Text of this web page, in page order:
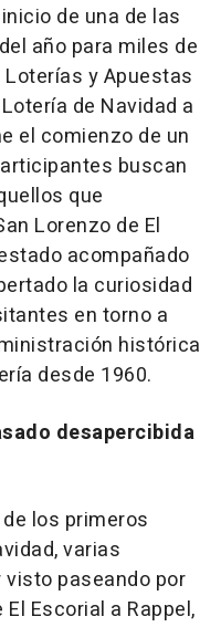
de una de las
año para miles de
y Apuestas
de Navidad a
el comienzo de un
buscan
que
Lorenzo de El
acompañado
la curiosidad
en torno a
histórica
desde 1960.
desapercibida
los primeros
varias
paseando por
Escorial a Rappel,